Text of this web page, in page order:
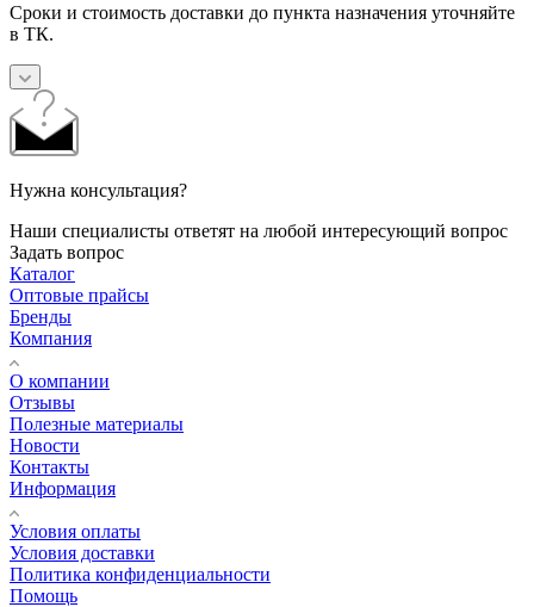
Сроки и стоимость доставки до пункта назначения уточняйте
в ТК.
Нужна консультация?
Наши специалисты ответят на любой интересующий вопрос
Задать вопрос
Каталог
Оптовые прайсы
Бренды
Компания
О компании
Отзывы
Полезные материалы
Новости
Контакты
Информация
Условия оплаты
Условия доставки
Политика конфиденциальности
Помощь